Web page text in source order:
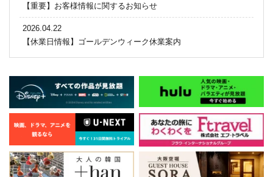
【重要】お客様情報に関するお知らせ
2026.04.22
【休業日情報】ゴールデンウィーク休業案内